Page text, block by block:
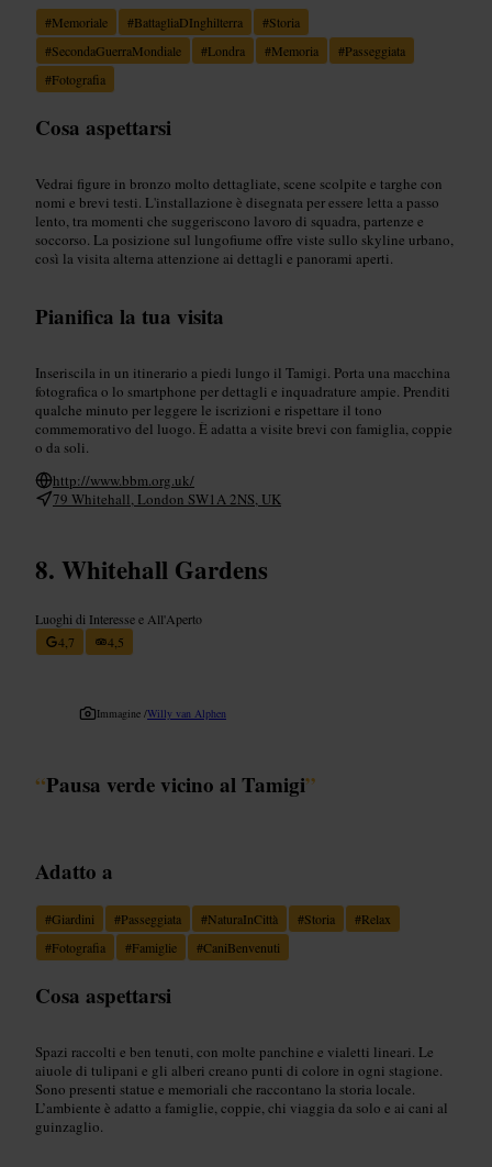
#Memoriale #BattagliaDInghilterra #Storia
#SecondaGuerraMondiale #Londra #Memoria #Passeggiata
#Fotografia
Cosa aspettarsi
Vedrai figure in bronzo molto dettagliate, scene scolpite e targhe con
nomi e brevi testi. L'installazione è disegnata per essere letta a passo
lento, tra momenti che suggeriscono lavoro di squadra, partenze e
soccorso. La posizione sul lungofiume offre viste sullo skyline urbano,
così la visita alterna attenzione ai dettagli e panorami aperti.
Pianifica la tua visita
Inseriscila in un itinerario a piedi lungo il Tamigi. Porta una macchina
fotografica o lo smartphone per dettagli e inquadrature ampie. Prenditi
qualche minuto per leggere le iscrizioni e rispettare il tono
commemorativo del luogo. È adatta a visite brevi con famiglia, coppie
o da soli.
http://www.bbm.org.uk/
79 Whitehall, London SW1A 2NS, UK
Whitehall Gardens
Luoghi di Interesse e All'Aperto
4,7
4,5
Immagine /Willy van Alphen
“Pausa verde vicino al Tamigi”
Adatto a
#Giardini #Passeggiata #NaturaInCittà #Storia #Relax
#Fotografia #Famiglie #CaniBenvenuti
Cosa aspettarsi
Spazi raccolti e ben tenuti, con molte panchine e vialetti lineari. Le
aiuole di tulipani e gli alberi creano punti di colore in ogni stagione.
Sono presenti statue e memoriali che raccontano la storia locale.
L’ambiente è adatto a famiglie, coppie, chi viaggia da solo e ai cani al
guinzaglio.